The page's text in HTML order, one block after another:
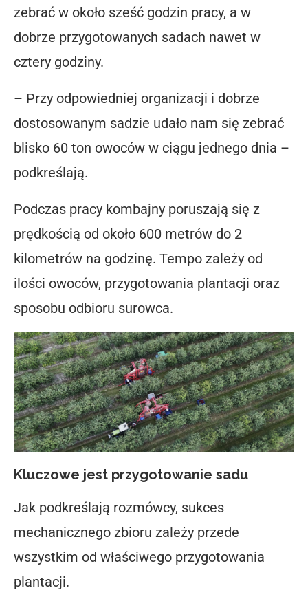
zebrać w około sześć godzin pracy, a w
dobrze przygotowanych sadach nawet w
cztery godziny.
– Przy odpowiedniej organizacji i dobrze
dostosowanym sadzie udało nam się zebrać
blisko 60 ton owoców w ciągu jednego dnia –
podkreślają.
Podczas pracy kombajny poruszają się z
prędkością od około 600 metrów do 2
kilometrów na godzinę. Tempo zależy od
ilości owoców, przygotowania plantacji oraz
sposobu odbioru surowca.
Kluczowe jest przygotowanie sadu
Jak podkreślają rozmówcy, sukces
mechanicznego zbioru zależy przede
wszystkim od właściwego przygotowania
plantacji.